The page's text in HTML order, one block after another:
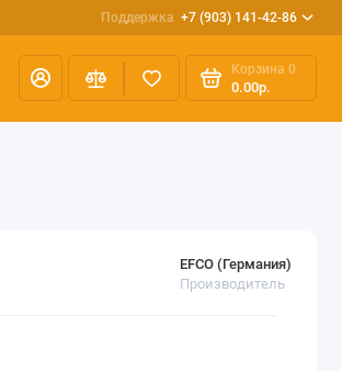
Поддержка +7 (903) 141-42-86
Корзина 0
0.00р.
EFCO (Германия)
Производитель